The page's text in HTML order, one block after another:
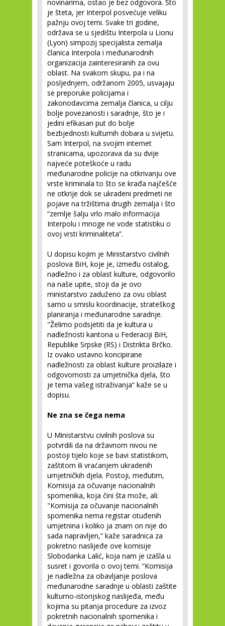
novinarima, ostao je bez odgovora. Što
je šteta, jer Interpol posvećuje veliku
pažnju ovoj temi. Svake tri godine,
održava se u sjedištu Interpola u Lionu
(Lyon) simpozij specijalista zemalja
članica Interpola i međunarodnih
organizacija zainteresiranih za ovu
oblast. Na svakom skupu, pa i na
posljednjem, održanom 2005, usvajaju
se preporuke policijama i
zakonodavcima zemalja članica, u cilju
bolje povezanosti i saradnje, što je i
jedini efikasan put do bolje
bezbjednosti kulturnih dobara u svijetu.
Sam Interpol, na svojim internet
stranicama, upozorava da su dvije
najveće poteškoće u radu
međunarodne policije na otkrivanju ove
vrste kriminala to što se krađa najčešće
ne otkrije dok se ukradeni predmeti ne
pojave na tržištima drugih zemalja i što
“zemlje šalju vrlo malo informacija
Interpolu i mnoge ne vode statistiku o
ovoj vrsti kriminaliteta”.
U dopisu kojim je Ministarstvo civilnih
poslova BiH, koje je, između ostalog,
nadležno i za oblast kulture, odgovorilo
na naše upite, stoji da je ovo
ministarstvo zaduženo za ovu oblast
samo u smislu koordinacije, strateškog
planiranja i međunarodne saradnje.
"Želimo podsjetiti da je kultura u
nadležnosti kantona u Federaciji BiH,
Republike Srpske (RS) i Distrikta Brčko.
Iz ovako ustavno koncipirane
nadležnosti za oblast kulture proizilaze i
odgovornosti za umjetnička djela, što
je tema vašeg istraživanja“ kaže se u
dopisu.
Ne zna se čega nema
U Ministarstvu civilnih poslova su
potvrdili da na državnom nivou ne
postoji tijelo koje se bavi statistikom,
zaštitom ili vraćanjem ukradenih
umjetničkih djela. Postoji, međutim,
Komisija za očuvanje nacionalnih
spomenika, koja čini šta može, ali:
"Komisija za očuvanje nacionalnih
spomenika nema registar otuđenih
umjetnina i koliko ja znam on nije do
sada napravljen,” kaže saradnica za
pokretno naslijeđe ove komisije
Slobodanka Lalić, koja nam je izašla u
susret i govorila o ovoj temi. “Komisija
je nadležna za obavljanje poslova
međunarodne saradnje u oblasti zaštite
kulturno-istorijskog naslijeđa, među
kojima su pitanja procedure za izvoz
pokretnih nacionalnih spomenika i